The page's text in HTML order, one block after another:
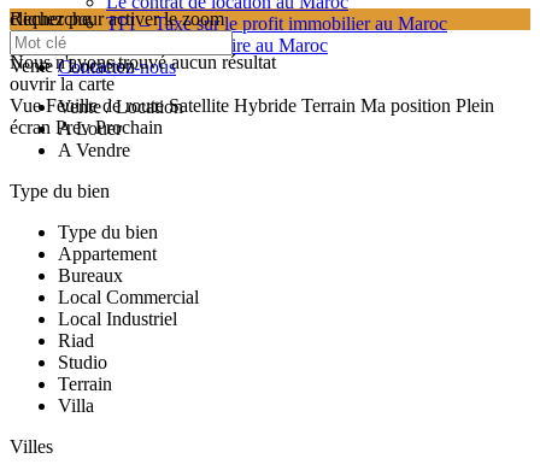
TPI – Taxe sur le profit immobilier au Maroc
Les frais de notaire au Maroc
Contactez-nous
cliquez pour activer le zoom
searching...
Nous n'avons trouvé aucun résultat
ouvrir la carte
Vue Feuille de route Satellite Hybride Terrain Ma position Plein
écran Prev Prochain
Recherche
Vente / Location
Vente / Location
A Louer
A Vendre
Type du bien
Type du bien
Appartement
Bureaux
Local Commercial
Local Industriel
Riad
Studio
Terrain
Villa
Villes